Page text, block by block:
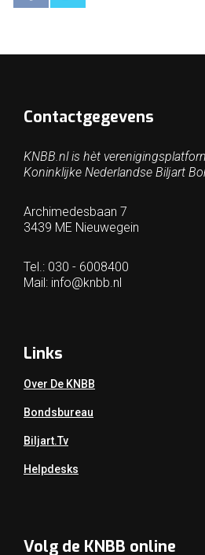
Contactgegevens
KNBB.nl is hèt
Koninklijke Nederlandse Biljart
Archimedesbaan 7
3439 ME Nieuwegein
Tel.: 030 - 6008400
Mail: info@knbb.nl
Links
Over De KNBB
Bondsbureau
Biljart.tv
Helpdesks
Volg de KNBB online